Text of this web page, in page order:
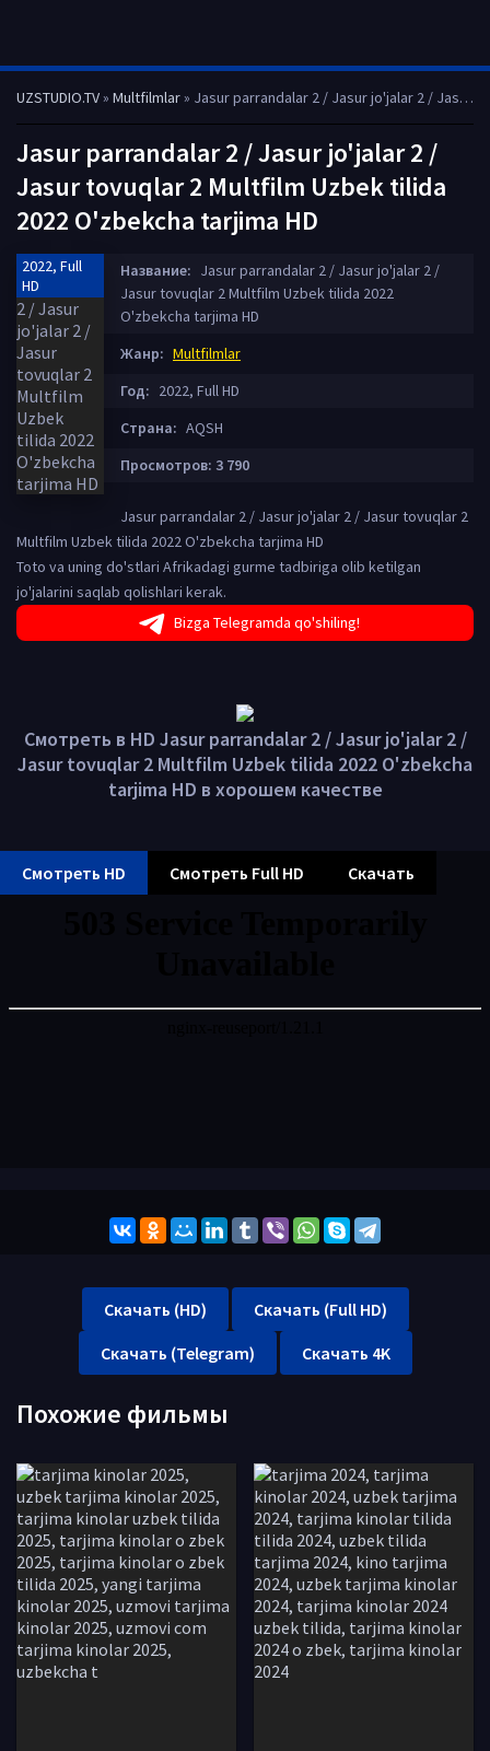
UZSTUDIO.TV» Multfilmlar» Jasur parrandalar 2 / Jasur jo'jalar 2 / Jasur tovuqlar 2 Multfilm Uzbek tilida 2022 O'zbekcha tarjima HD
Jasur parrandalar 2 / Jasur jo'jalar 2 /
Jasur tovuqlar 2 Multfilm Uzbek tilida
2022 O'zbekcha tarjima HD
2022, Full
HD
Название: Jasur parrandalar 2 / Jasur jo'jalar 2 /
Jasur tovuqlar 2 Multfilm Uzbek tilida 2022
O'zbekcha tarjima HD
Жанр: Multfilmlar
Год: 2022, Full HD
Страна: AQSH
Просмотров: 3 790
Jasur parrandalar 2 / Jasur jo'jalar 2 / Jasur tovuqlar 2
Multfilm Uzbek tilida 2022 O'zbekcha tarjima HD
Toto va uning do'stlari Afrikadagi gurme tadbiriga olib ketilgan
jo'jalarini saqlab qolishlari kerak.
Bizga Telegramda qo'shiling!
Смотреть в HD Jasur parrandalar 2 / Jasur jo'jalar 2 /
Jasur tovuqlar 2 Multfilm Uzbek tilida 2022 O'zbekcha
tarjima HD в хорошем качестве
Смотреть HD Смотреть Full HD Скачать
Скачать (HD)
Скачать (Full HD)
Скачать (Telegram)
Скачать 4K
Похожие фильмы